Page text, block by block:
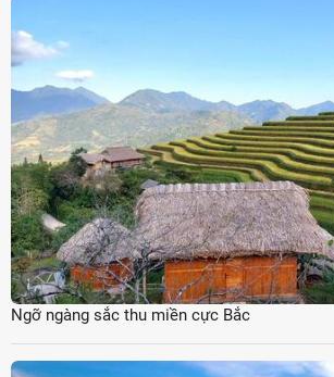
Ngỡ ngàng sắc thu miền cực Bắc